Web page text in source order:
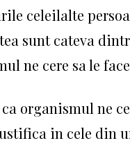
celeilalte
sunt cateva
ne cere sa le
organismul ne
in cele din